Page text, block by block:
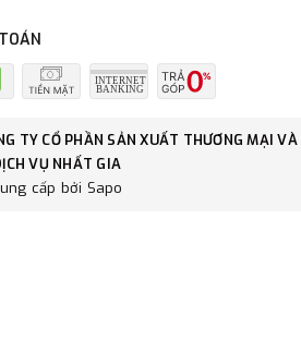
TY CỔ PHẦN SẢN XUẤT THƯƠNG MẠI VÀ
VỤ NHẤT GIA
cấp bởi Sapo